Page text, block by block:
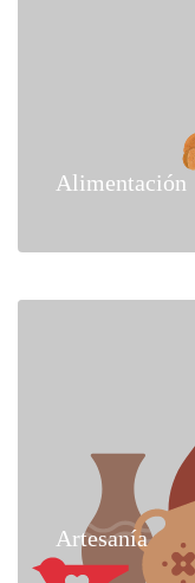
Alimentación
Artesanía